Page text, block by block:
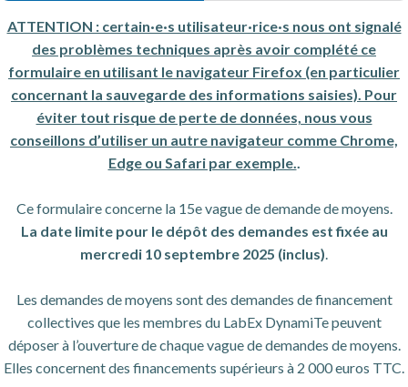
ATTENTION : certain·e·s utilisateur·rice·s nous ont signalé
des problèmes techniques après avoir complété ce
formulaire en utilisant le navigateur Firefox (en particulier
concernant la sauvegarde des informations saisies). Pour
éviter tout risque de perte de données, nous vous
conseillons d’utiliser un autre navigateur comme Chrome,
Edge ou Safari par exemple..
Ce formulaire concerne la 15e vague de demande de moyens.
La date limite pour le dépôt des demandes est fixée au
mercredi 10 septembre 2025 (inclus).
Les demandes de moyens sont des demandes de financement
collectives que les membres du LabEx DynamiTe peuvent
déposer à l’ouverture de chaque vague de demandes de moyens.
Elles concernent des financements supérieurs à 2 000 euros TTC.